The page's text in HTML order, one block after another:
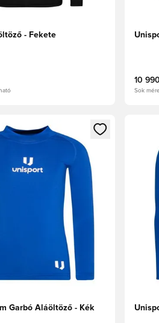
- Fekete
10
Sok
regisztrációhoz
a bejelentkezéshez vagy a
Garbó Aláöltöző - Kék